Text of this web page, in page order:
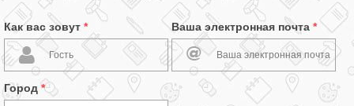
Как вас зовут * Ваша электронная почта *
Город *